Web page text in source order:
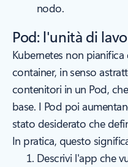
nodo.
Pod: l'unità di
Kubernetes non
container, in senso
contenitori in un Pod,
base. I Pod poi
stato desiderato che
In pratica, questo
Descrivi l'app che